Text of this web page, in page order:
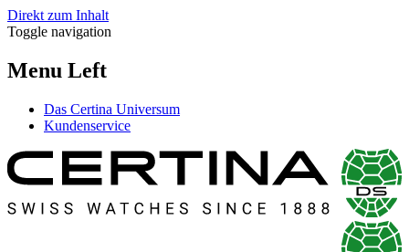
Direkt zum Inhalt
Toggle navigation
Menu Left
Das Certina Universum
Kundenservice